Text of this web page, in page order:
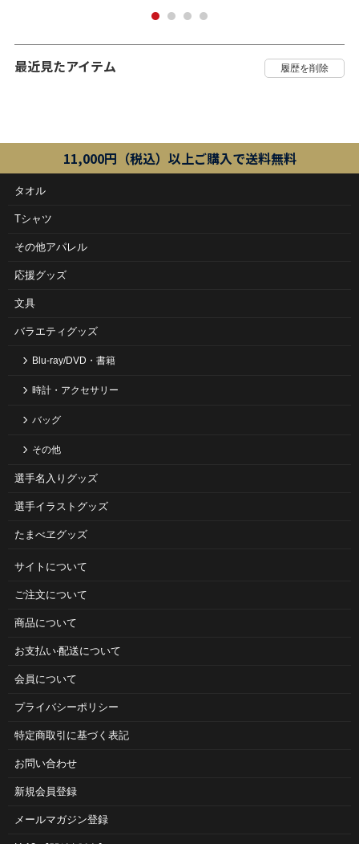
最近見たアイテム
11,000円（税込）以上ご購入で送料無料
タオル
Tシャツ
その他アパレル
応援グッズ
文具
バラエティグッズ
Blu-ray/DVD・書籍
時計・アクセサリー
バッグ
その他
選手名入りグッズ
選手イラストグッズ
たまべヱグッズ
サイトについて
ご注⽂について
商品について
お⽀払い‧配送について
会員について
プライバシーポリシー
特定商取引に基づく表記
お問い合わせ
新規会員登録
メールマガジン登録